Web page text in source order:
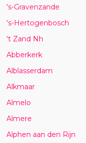
's-Gravenzande
's-Hertogenbosch
't Zand Nh
Abberkerk
Alblasserdam
Alkmaar
Almelo
Almere
Alphen aan den Rijn